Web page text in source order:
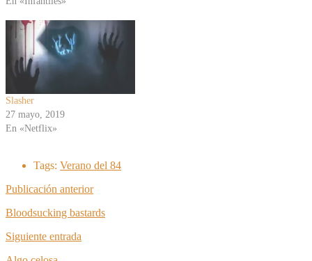
Slasher
27 mayo, 2019
En «Netflix»
Tags: Verano del 84
Publicación anterior
Bloodsucking bastards
Siguiente entrada